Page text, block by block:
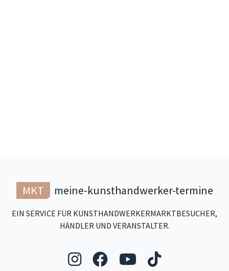
MKT meine-kunsthandwerker-termine
EIN SERVICE FÜR KUNSTHANDWERKERMARKTBESUCHER,
HÄNDLER UND VERANSTALTER.
Folgen Sie uns auf
Folgen Sie uns auf
Folgen Sie
Folgen